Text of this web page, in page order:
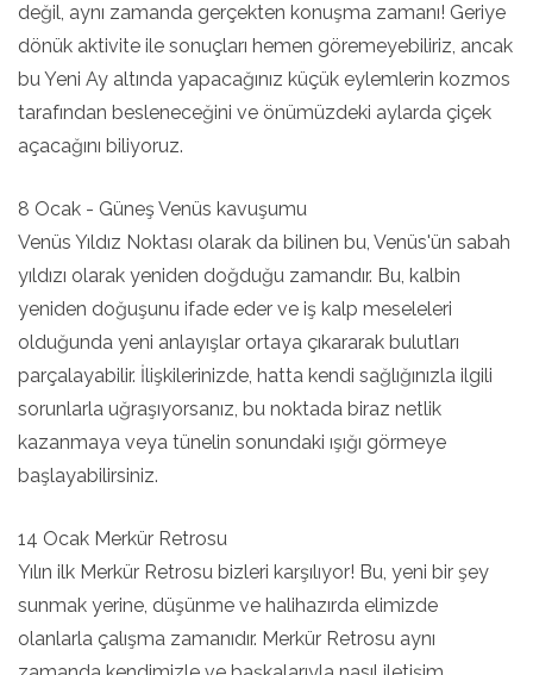
değil, aynı zamanda gerçekten konuşma zamanı! Geriye
dönük aktivite ile sonuçları hemen göremeyebiliriz, ancak
bu Yeni Ay altında yapacağınız küçük eylemlerin kozmos
tarafından besleneceğini ve önümüzdeki aylarda çiçek
açacağını biliyoruz.
8 Ocak - Güneş Venüs kavuşumu
Venüs Yıldız Noktası olarak da bilinen bu, Venüs'ün sabah
yıldızı olarak yeniden doğduğu zamandır. Bu, kalbin
yeniden doğuşunu ifade eder ve iş kalp meseleleri
olduğunda yeni anlayışlar ortaya çıkararak bulutları
parçalayabilir. İlişkilerinizde, hatta kendi sağlığınızla ilgili
sorunlarla uğraşıyorsanız, bu noktada biraz netlik
kazanmaya veya tünelin sonundaki ışığı görmeye
başlayabilirsiniz.
14 Ocak Merkür Retrosu
Yılın ilk Merkür Retrosu bizleri karşılıyor! Bu, yeni bir şey
sunmak yerine, düşünme ve halihazırda elimizde
olanlarla çalışma zamanıdır. Merkür Retrosu aynı